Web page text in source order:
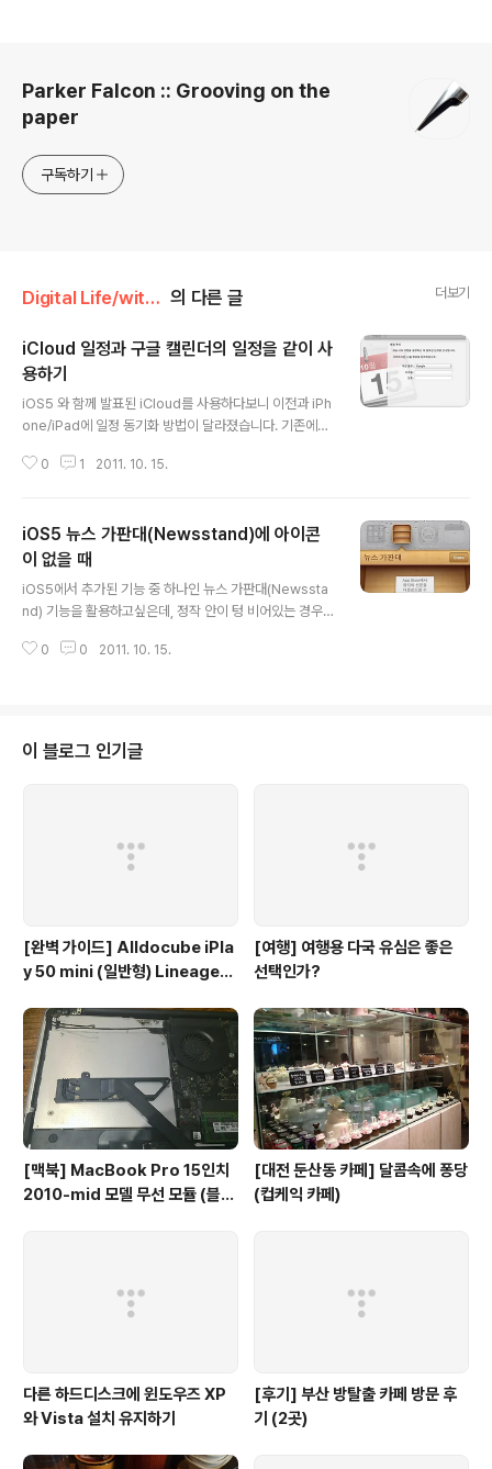
Parker Falcon :: Grooving on the
paper
구독하기
Digital Life/with Mac 의 다른 글 더보기
iCloud 일정과 구글 캘린더의 일정을 같이 사
용하기
iOS5 와 함께 발표된 iCloud를 사용하다보니 이전과 iPh
one/iPad에 일정 동기화 방법이 달라졌습니다. 기존에는
면, iCloud 를 이용할때는 모든 기기 (윈도/맥/iOS 장비)
Phone/iPad에 추가할 경우가 생깁니다. Mac / iTunes
/ iCal을 기준으로 설명합니다. 아래와 같이 따라하면 됩니
다. 1. iCal에 원하는 구글 계정을 등록합니다. iCal에서 환
경설정 (Cmd + [,])에서 계정을 선택합니다. 원하는 계정
이 등록되어있지 않다면 여기서 추가합니다. 추가된 쥐메
일 계정 2. iTunes..
0 1 2011. 10. 15.
iOS5 뉴스 가판대(Newsstand)에 아이콘
이 없을 때
iOS5에서 추가된 기능 중 하나인 뉴스 가판대(Newssta
nd) 기능을 활용하고싶은데, 정작 안이 텅 비어있는 경우
스 가판대 스토어로 입장합니다. 새 소식을 전해 받을 수 있
분 구독료가 따로 있습니다. 그리고 보통은 무료 맛보기 기
능도 가능합니다. 구독 신청할 때 계정 정보를 다시 확인하
0 0 2011. 10. 15.
이 블로그 인기글
[완벽 가이드] Alldocube iPla
y 50 mini (일반형) LineageO
정리
[여행] 여행용 다국 유심은 좋은
선택인가?
[맥북] MacBook Pro 15인치
2010-mid 모델 무선 모듈 (블루
[대전 둔산동 카페] 달콤속에 퐁당
(컵케익 카페)
다른 하드디스크에 윈도우즈 XP
와 Vista 설치 유지하기
[후기] 부산 방탈출 카페 방문 후
기 (2곳)